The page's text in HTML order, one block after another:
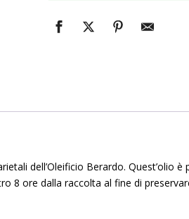
dell’Oleificio Berardo. Quest’olio
8 ore dalla raccolta al fine di